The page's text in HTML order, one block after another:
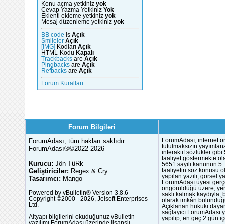
Konu açma yetkiniz yok
Cevap Yazma Yetkiniz Yok
Eklenti ekleme yetkiniz yok
Mesaj düzenleme yetkiniz yok
BB code is Açık
Smileler Açık
[IMG] Kodları Açık
HTML-Kodu Kapalı
Trackbacks are Açık
Pingbacks are Açık
Refbacks are Açık
Forum Kuralları
Forum Bilgileri
ForumAdası, tüm hakları saklıdır.
ForumAdası®©2022-2026
Kurucu: Jön TüRk
Geliştiriciler: Regex & Cry
Tasarımcı: Mango
Powered by vBulletin® Version 3.8.6
Copyright ©2000 - 2026, Jelsoft Enterprises
Ltd.
Altyapı bilgilerini okuduğunuz vBulletin
ForumAdası; internet
tutulmaksızın
interaktif sözlükler gibi
faaliyet göstermekte
5651 sayılı kanunun
faaliyetin söz konusu
yapılan yazılı, görsel
ForumAdası üyesi
öngörüldüğü üzere;
saklı kalmak
olarak imkân
Açıklanan hukuki
sağlayıcı
yapılıp, en geç 2 gün